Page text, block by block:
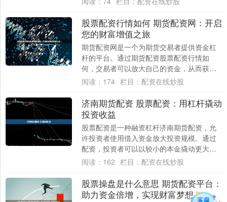
股票配资行情如何 期货配资网：开启
您的财富增值之旅
期货配资网是一个为期货交易者提供资金杠
杆的平台。通过期货配资股票配资行情如
何，交易者可以放大自己的资金，从而获得
更高的收益。 不要一次性投入全部资金，而
阅读： 174 栏目： 配资在线炒股
济南期货配资 股票配资：用杠杆撬动
投资收益
股票配资是一种融资杠杆济南期货配资，允
许投资者使用借入资金放大投资规模。通过
配资，投资者可以以较小的本金撬动更大的
收益潜力。 股票配资的优势显而易见。首
阅读： 162 栏目： 配资在线炒股
股票操盘是什么意思 期货配资平台：
助力资金倍增，实现财富梦想